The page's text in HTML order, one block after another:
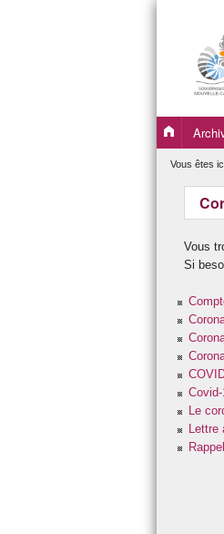
2019
2020
2022
2023
2024
2025
Vous êtes
Vous
Si
Le